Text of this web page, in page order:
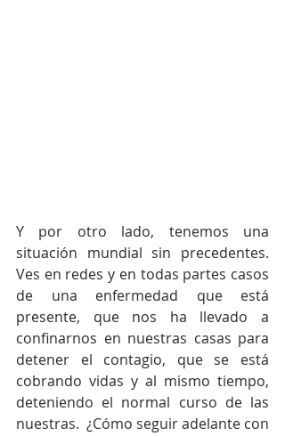
Y por otro lado, tenemos una
situación mundial sin precedentes.
Ves en redes y en todas partes casos
de una enfermedad que está
presente, que nos ha llevado a
confinarnos en nuestras casas para
detener el contagio, que se está
cobrando vidas y al mismo tiempo,
deteniendo el normal curso de las
nuestras.  ¿Cómo seguir adelante con